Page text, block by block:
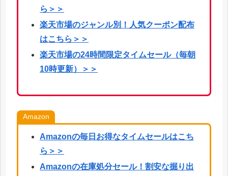
ら ＞＞
楽天市場のジャンル別！人気クーポン配布
はこちら＞＞
楽天市場の24時間限定タイムセール（毎朝
10時更新）＞＞
Amazon
Amazonの毎日お得なタイムセールはこち
ら＞＞
Amazonの在庫処分セール！割安な掘り出